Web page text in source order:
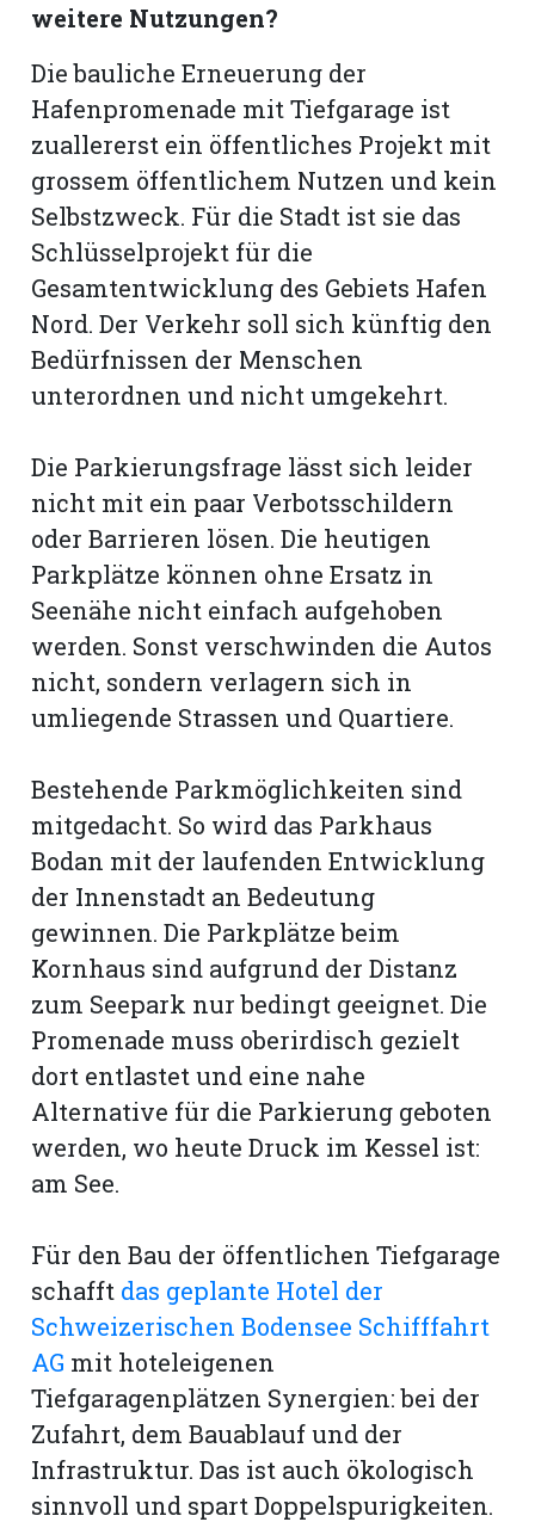
weitere Nutzungen?
Die bauliche Erneuerung der
Hafenpromenade mit Tiefgarage ist
zuallererst ein öffentliches Projekt mit
grossem öffentlichem Nutzen und kein
Selbstzweck. Für die Stadt ist sie das
Schlüsselprojekt für die
Gesamtentwicklung des Gebiets Hafen
Nord. Der Verkehr soll sich künftig den
Bedürfnissen der Menschen
unterordnen und nicht umgekehrt.
Die Parkierungsfrage lässt sich leider
nicht mit ein paar Verbotsschildern
oder Barrieren lösen. Die heutigen
Parkplätze können ohne Ersatz in
Seenähe nicht einfach aufgehoben
werden. Sonst verschwinden die Autos
nicht, sondern verlagern sich in
umliegende Strassen und Quartiere.
Bestehende Parkmöglichkeiten sind
mitgedacht. So wird das Parkhaus
Bodan mit der laufenden Entwicklung
der Innenstadt an Bedeutung
gewinnen. Die Parkplätze beim
Kornhaus sind aufgrund der Distanz
zum Seepark nur bedingt geeignet. Die
Promenade muss oberirdisch gezielt
dort entlastet und eine nahe
Alternative für die Parkierung geboten
werden, wo heute Druck im Kessel ist:
am See.
Für den Bau der öffentlichen Tiefgarage
schafft das geplante Hotel der
Schweizerischen Bodensee Schifffahrt
AG mit hoteleigenen
Tiefgaragenplätzen Synergien: bei der
Zufahrt, dem Bauablauf und der
Infrastruktur. Das ist auch ökologisch
sinnvoll und spart Doppelspurigkeiten.